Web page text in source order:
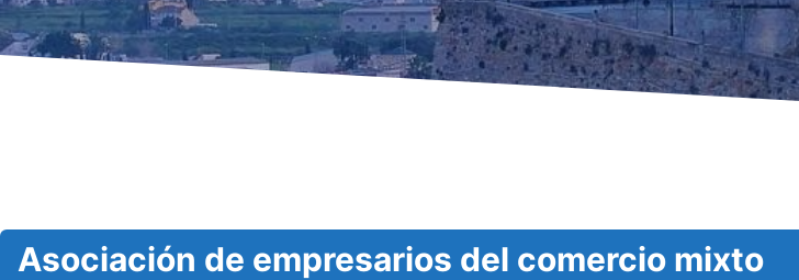
Asociación de empresarios del comercio mixto